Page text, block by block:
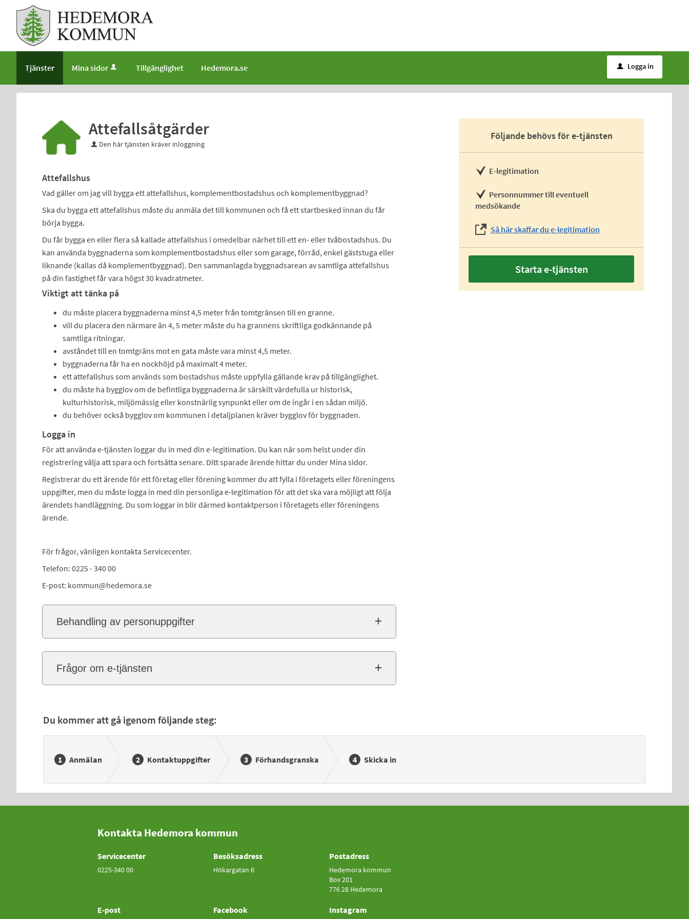
Välkommen
tjänster
kommun
Tjänster Mina sidor Tillgänglighet Hedemora.se u Logga in
Attefallsåtgärder
Den här tjänsten kräver inloggning
Attefallshus
Vad gäller om jag vill bygga ett attefallshus, komplementbostadshus och komplementbyggnad?
Ska du bygga ett attefallshus måste du anmäla det till kommunen och få ett startbesked innan du får
börja bygga.
Du får bygga en eller flera så kallade attefallshus i omedelbar närhet till ett en- eller tvåbostadshus. Du
kan använda byggnaderna som komplementbostadshus eller som garage, förråd, enkel gäststuga eller
liknande (kallas då komplementbyggnad). Den sammanlagda byggnadsarean av samtliga attefallshus
på din fastighet får vara högst 30 kvadratmeter.
Viktigt att tänka på
du måste placera byggnaderna minst 4,5 meter från tomtgränsen till en granne.
vill du placera den närmare än 4, 5 meter måste du ha grannens skriftliga godkännande på
samtliga ritningar.
avståndet till en tomtgräns mot en gata måste vara minst 4,5 meter.
byggnaderna får ha en nockhöjd på maximalt 4 meter.
ett attefallshus som används som bostadshus måste uppfylla gällande krav på tillgänglighet.
du måste ha bygglov om de befintliga byggnaderna är särskilt värdefulla ur historisk,
kulturhistorisk, miljömässig eller konstnärlig synpunkt eller om de ingår i en sådan miljö.
du behöver också bygglov om kommunen i detaljplanen kräver bygglov för byggnaden.
Logga in
För att använda e-tjänsten loggar du in med din e-legitimation. Du kan när som helst under din
registrering välja att spara och fortsätta senare. Ditt sparade ärende hittar du under Mina sidor.
Registrerar du ett ärende för ett företag eller förening kommer du att fylla i företagets eller föreningens
uppgifter, men du måste logga in med din personliga e-legitimation för att det ska vara möjligt att följa
ärendets handläggning. Du som loggar in blir därmed kontaktperson i företagets eller föreningens
ärende.
För frågor, vänligen kontakta Servicecenter.
Telefon: 0225 - 340 00
E-post: kommun@hedemora.se
Behandling av personuppgifter
Frågor om e-tjänsten
Följande behövs för e-tjänsten
E-legitimation
Personnummer till eventuell
medsökande
Så här skaffar du e-legitimation
Starta e-tjänsten
Du kommer att gå igenom följande steg:
Anmälan Kontaktuppgifter Förhandsgranska Skicka in
Kontakta Hedemora kommun
Servicecenter
0225-340 00
Besöksadress
Hökargatan 6
Postadress
Hedemora kommun
Box 201
776 28 Hedemora
E-post Facebook Instagram